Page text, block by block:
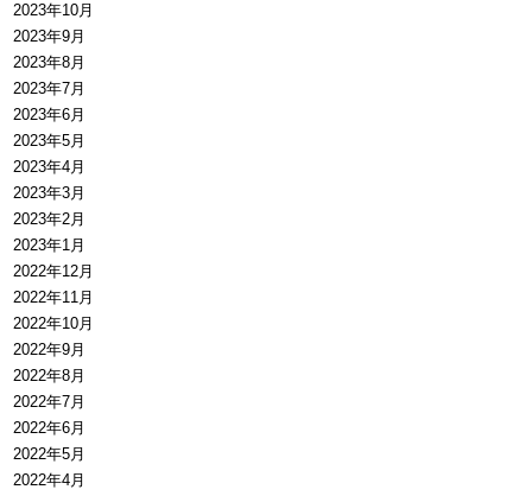
2023年10月
2023年9月
2023年8月
2023年7月
2023年6月
2023年5月
2023年4月
2023年3月
2023年2月
2023年1月
2022年12月
2022年11月
2022年10月
2022年9月
2022年8月
2022年7月
2022年6月
2022年5月
2022年4月